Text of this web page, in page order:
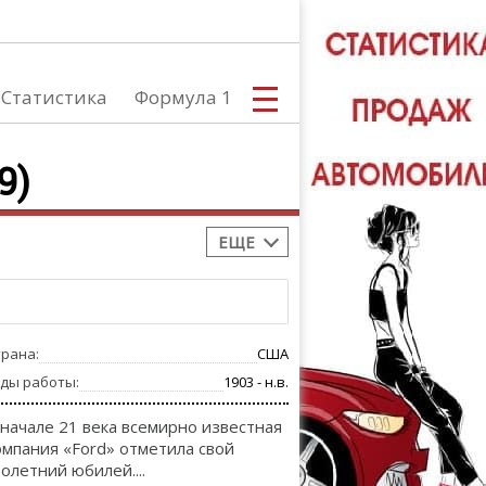
Статистика Формула 1
ЕЩЕ
США
работы:
1903 - н.в.
21 века всемирно известная
«Ford» отметила свой
юбилей....